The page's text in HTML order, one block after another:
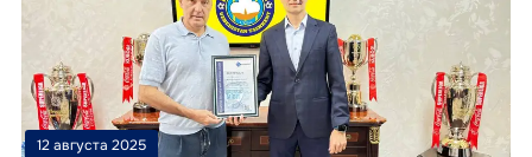
12 августа 2025